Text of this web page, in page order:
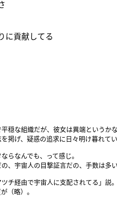
に貢献してる
穏な組織だが、彼女は異端というか
掲げ、疑惑の追求に日々明け暮れて
らなんでも、って感じ。
、宇宙人の目撃証言だの、手数は多
チ経由で宇宙人に支配されてる」説
（略）。